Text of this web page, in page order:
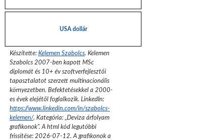
USA dollár
Készítette: Kelemen Szabolcs. Kelemen
Szabolcs 2007-ben kapott MSc
diplomát és 10+ év szoftverfejlesztői
tapasztalatot szerzett multinacionális
környezetben. Befektetésekkel a 2000-
es évek elejétől foglalkozik. LinkedIn:
https://www.linkedin.com/in/szabolcs-
kelemen/. Kategória: „Deviza árfolyam
grafikonok”.A html kód legutóbbi
frissítése: 2026-07-12. A grafikonok a